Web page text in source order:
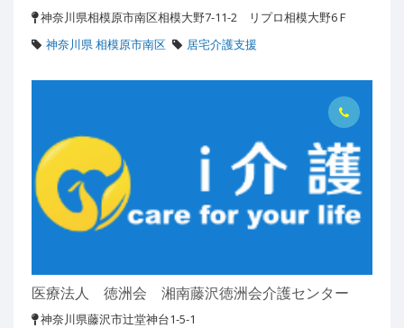
神奈川県相模原市南区相模大野7-11-2 リプロ相模大野6Ｆ
神奈川県 相模原市南区
居宅介護支援
医療法人 徳洲会 湘南藤沢徳洲会介護センター
神奈川県藤沢市辻堂神台1-5-1